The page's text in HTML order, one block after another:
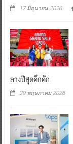
17 มิถุนายน 2026
ลางปีสุดคึกคัก
29 พฤษภาคม 2026